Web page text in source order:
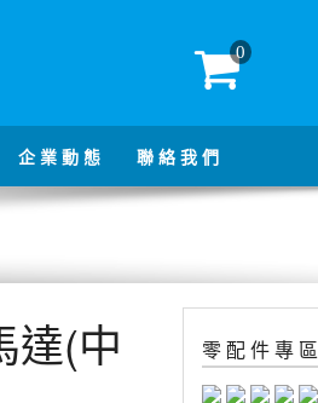
0
企 業 動 態 聯 絡 我 們
達(中 零 配 件 專 區